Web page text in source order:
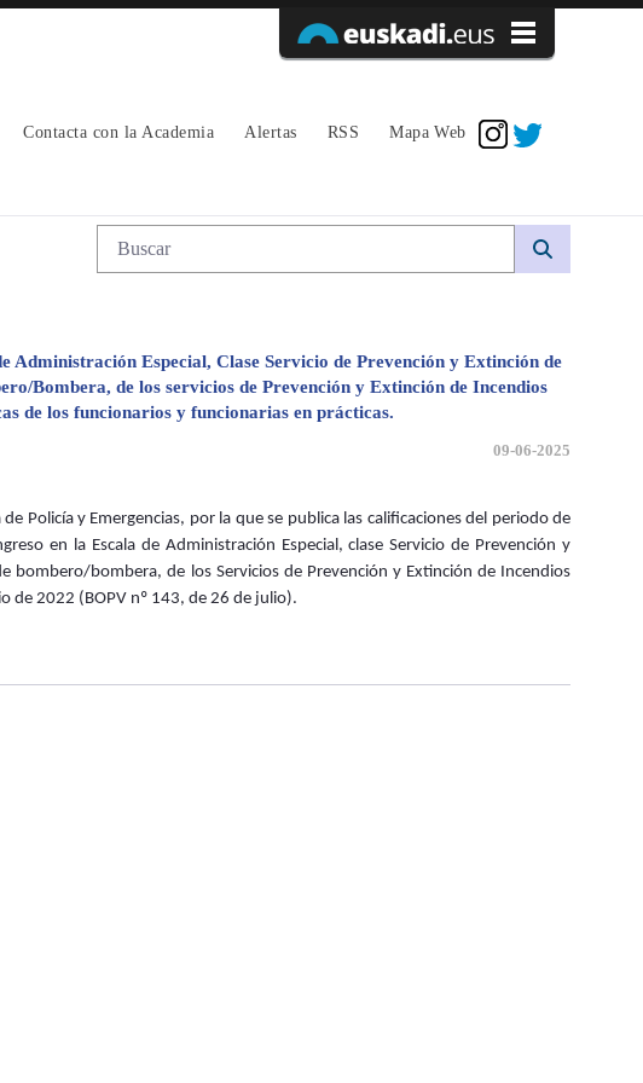
Contacta con la Academia Alertas RSS Mapa Web
de Incendios, Subescala
Búsqueda web
Administración Especial, Clase Servicio de Prevención y Extinción de
Bombera, de los servicios de Prevención y Extinción de Incendios
de los funcionarios y funcionarias en prácticas.
09-06-2025
Policía y Emergencias, por la que se publica las calificaciones del periodo de
en la Escala de Administración Especial, clase Servicio de Prevención y
bombero/bombera, de los Servicios de Prevención y Extinción de Incendios
de 2022 (BOPV nº 143, de 26 de julio).